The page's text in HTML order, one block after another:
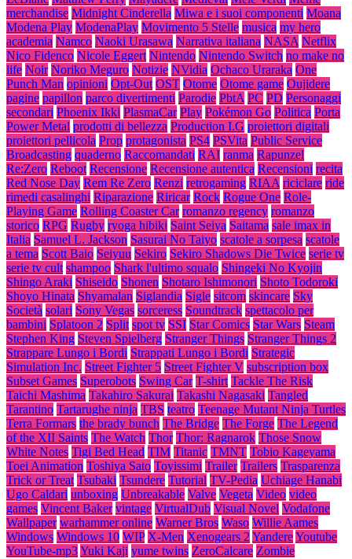
merchandise Midnight Cinderella Miwa e i suoi componenti Moana
Modena Play ModenaPlay Movimento 5 Stelle musica my hero
academia Namco Naoki Urasawa Narrativa italiana NASA Netflix
Nico Fidenco Nicole Eggert Nintendo Nintendo Switch no make no
life Noir Noriko Meguro Notizie NVidia Ochaco Uraraka One
Punch Man opinioni Opt-Out OST Otome Otome game Oujidere
pagine papillon parco divertimenti Parodie PbtA PC PD Personaggi
secondari Phoenix Ikki PlasmaCar Play Pokémon Go Politica Porta
Power Metal prodotti di bellezza Production I.G proiettori digitali
proiettori pellicola Prop protagonista PS4 PSVita Public Service
Broadcasting quaderno Raccomandati RAI ranma Rapunzel
Re:Zero Reboot Recensione Recensione autentica Recensioni recita
Red Nose Day Rem Re Zero Renzi retrogaming RIAA riciclare ride
rimedi casalinghi Riparazione Riricar Rock Rogue One Role-
Playing Game Rolling Coaster Car romanzo regency romanzo
storico RPG Rugby ryoga hibiki Saint Seiya Saitama sale imax in
Italia Samuel L. Jackson Sasurai No Taiyo scatole a sorpesa scatole
a tema Scott Baio Seiyuu Sekiro Sekiro Shadows Die Twice serie tv
serie tv cult shampoo Shark l'ultimo squalo Shingeki No Kyojin
Shingo Araki Shiseido Shonen Shotaro Ishimonori Shoto Todoroki
Shoyo Hinata Shyamalan Siglandia Sigle sitcom skincare Sky
Società solari Sony Vegas sorceress Soundtrack spettacolo per
bambini Splatoon 2 Split spot tv SSI Star Comics Star Wars Steam
Stephen King Steven Spielberg Stranger Things Stranger Things 2
Strappare Lungo i Bordi Strappati Lungo i Bordi Strategic
Simulation Inc. Street Fighter 5 Street Fighter V subscription box
Subset Games Superobots Swing Car T-shirt Tackle The Risk
Taichi Mashima Takahiro Sakurai Takashi Nagasaki Tangled
Tarantino Tartarughe ninja TBS teatro Teenage Mutant Ninja Turtles
Terra Formars the brady bunch The Bridge The Forge The Legend
of the XII Saints The Watch Thor Thor: Ragnarok Those Snow
White Notes Tigi Bed Head TIM Titanic TMNT Tobio Kageyama
Toei Animation Toshiya Sato Toyissimi Trailer Trailers Trasparenza
Trick or Treat Tsubaki Tsundere Tutorial TV-Pedia Uchiage Hanabi
Ugo Caldari unboxing Unbreakable Valve Vegeta Video video
games Vincent Baker vintage VirtualDub Visual Novel Vodafone
Wallpaper warhammer online Warner Bros Waso Willie Aames
Windows Windows 10 WIP X-Men Xenogears 2 YandereYoutube
YouTube-mp3Yuki Kaji yume twins ZeroCalcare Zombie